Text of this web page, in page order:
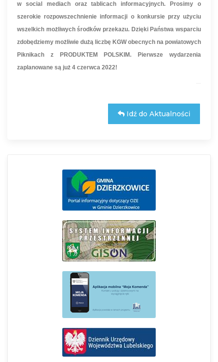
w social mediach oraz tablicach informacyjnych. Prosimy o
szerokie rozpowszechnienie informacji o konkursie przy użyciu
wszelkich możliwych środków przekazu. Dzięki Państwa wsparciu
zdobędziemy możliwie dużą liczbę KGW obecnych na powiatowych
Piknikach z PRODUKTEM POLSKIM. Pierwsze wydarzenia
zaplanowane są już 4 czerwca 2022!
Idź do Aktualności